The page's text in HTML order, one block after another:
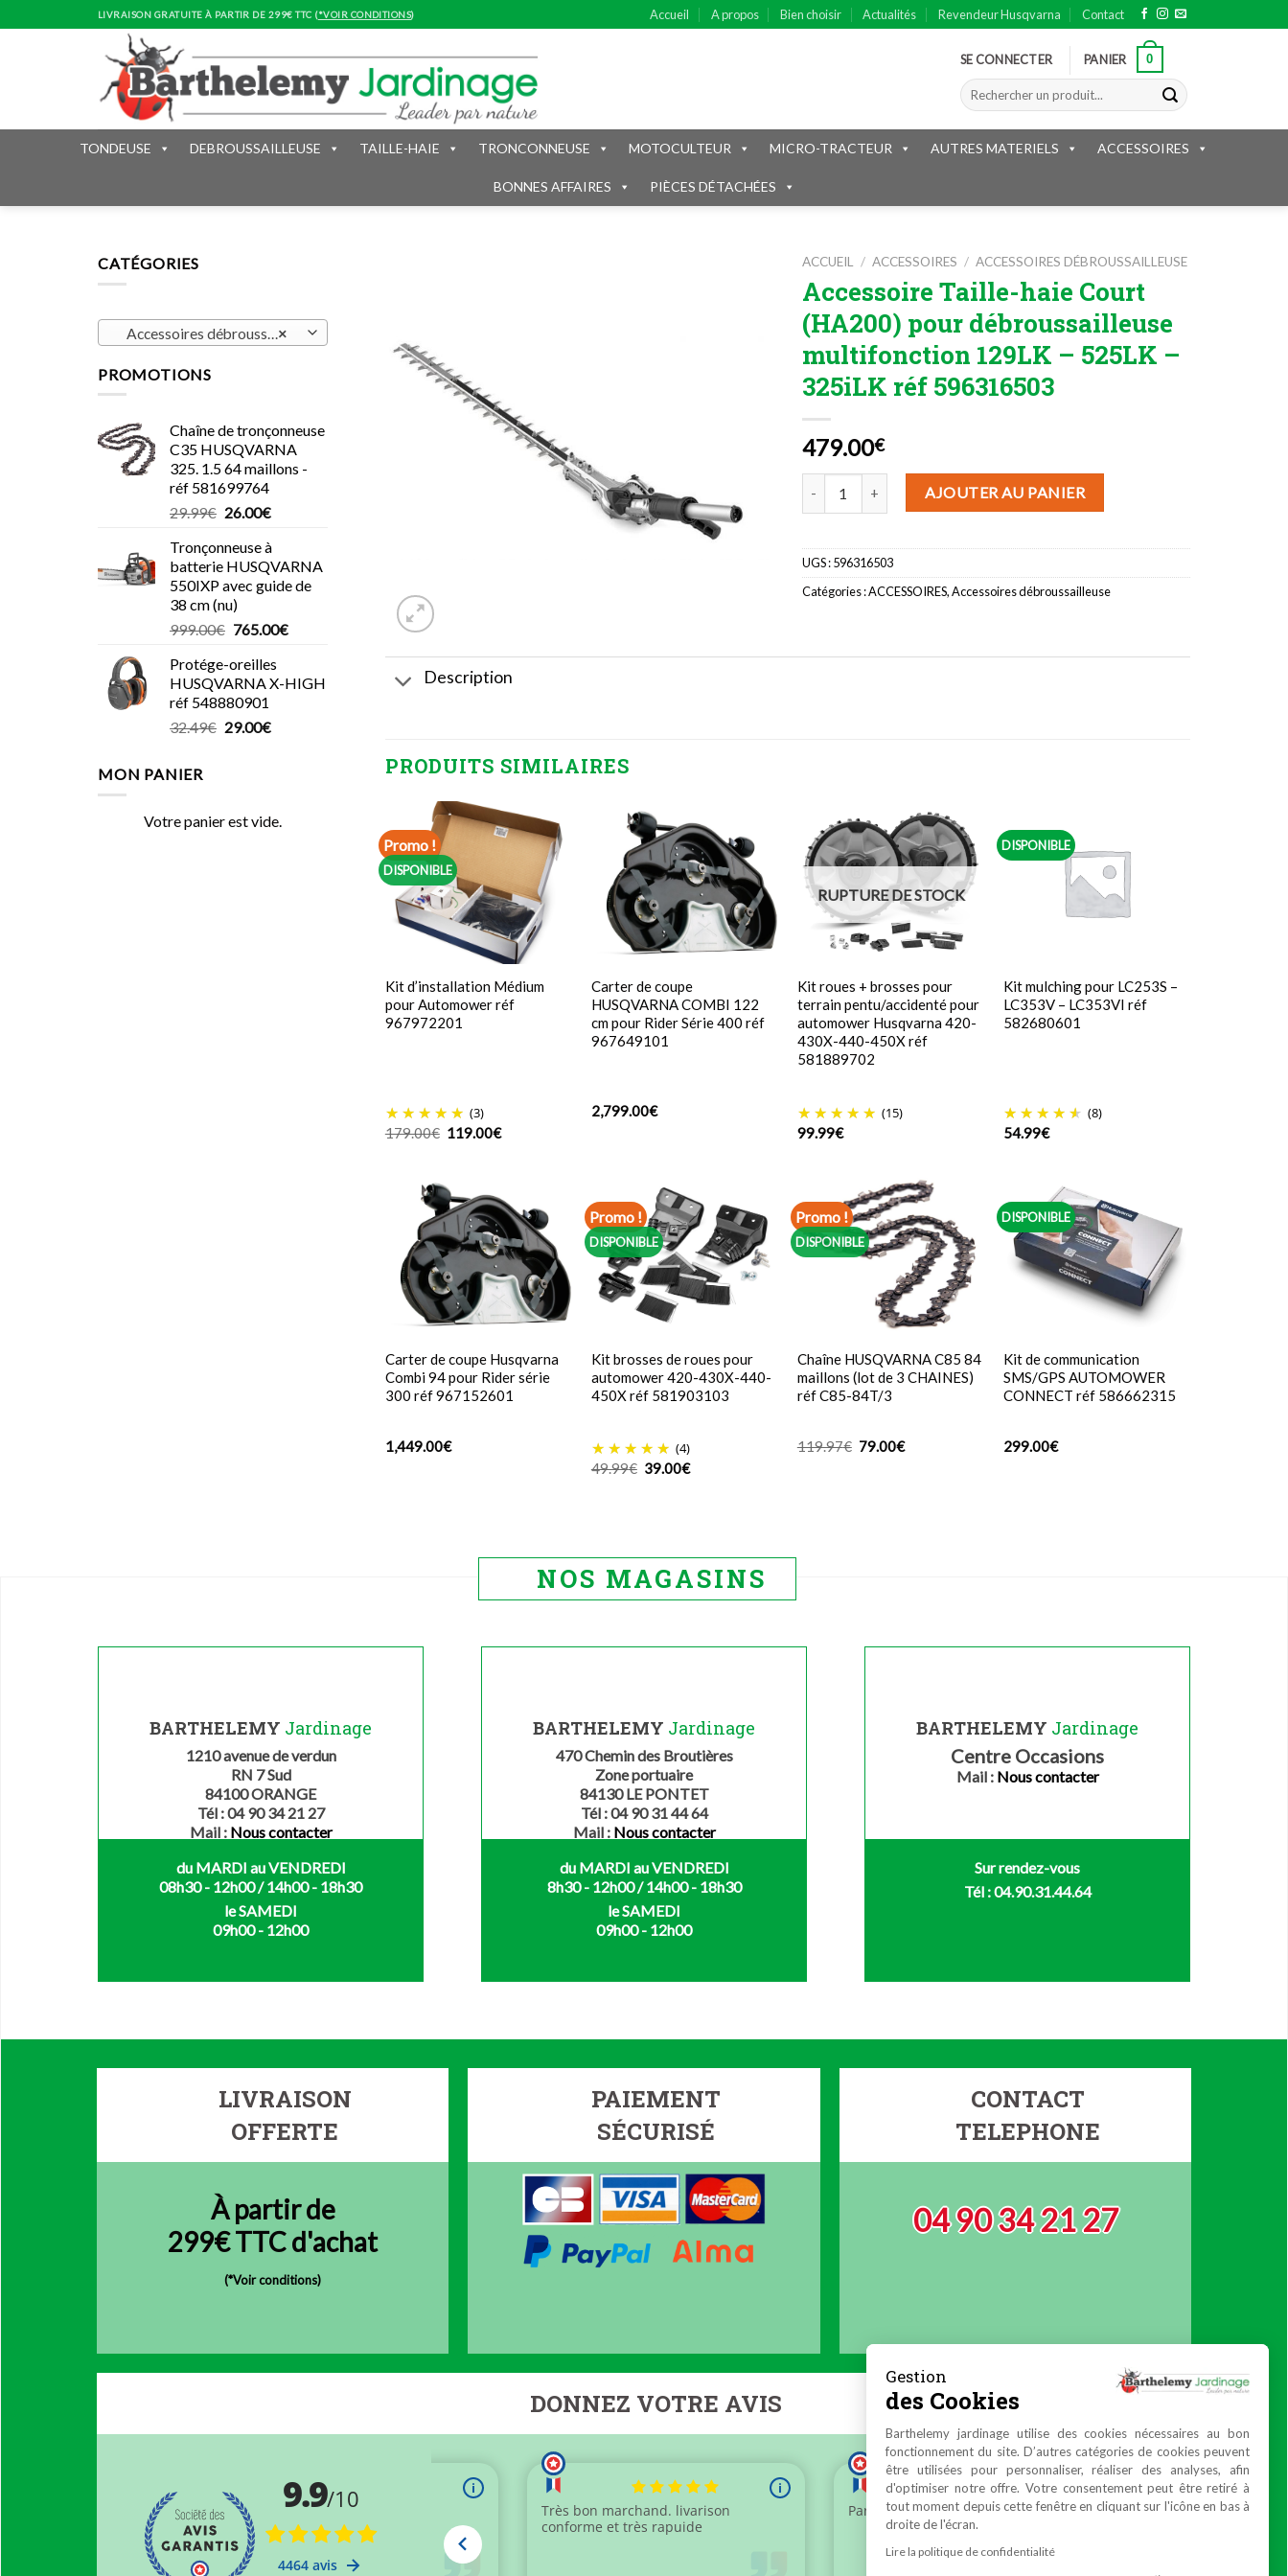
to
LIVRAISON GRATUITE À PARTIR DE 299€ TTC (*VOIR CONDITIONS) Accueil A propos Bien choisir Actualités Revendeur Husqvarna Contact
SE CONNECTER PANIER
0
Recherche
pour :
TONDEUSE DEBROUSSAILLEUSE TAILLE-HAIE TRONCONNEUSE MOTOCULTEUR MICRO-TRACTEUR AUTRES MATERIELS ACCESSOIRES
BONNES AFFAIRES PIÈCES DÉTACHÉES
CATÉGORIES
×
Accessoires débroussailleuse (71)
PROMOTIONS
Chaîne de tronçonneuse
C35 HUSQVARNA
325. 1.5 64 maillons -
réf 581699764
29.99€ Le
initial
était :
29.99€.
26.00€Le
actuel
est :
26.00€.
Tronçonneuse à
batterie HUSQVARNA
550IXP avec guide de
38 cm (nu)
999.00€ Le
initial
était :
999.00€.
765.00€Le
est :
Protége-oreilles
HUSQVARNA X-HIGH
réf 548880901
32.49€ Le
29.00€Le
MON PANIER
Votre panier est vide.
ACCUEIL / ACCESSOIRES / ACCESSOIRES DÉBROUSSAILLEUSE
Accessoire Taille-haie Court
(HA200) pour débroussailleuse
multifonction 129LK – 525LK –
325iLK réf 596316503
479.00€
AJOUTER AU PANIER
UGS :596316503
Catégories :ACCESSOIRES,Accessoires débroussailleuse
Description
PRODUITS SIMILAIRES
Promo !
DISPONIBLE
Kit d’installation Médium
pour Automower réf
967972201
(3)
179.00€ Le
179.00€.
119.00€Le
Carter de coupe
HUSQVARNA COMBI 122
cm pour Rider Série 400 réf
967649101
2,799.00€
RUPTURE DE STOCK
Kit roues + brosses pour
terrain pentu/accidenté pour
automower Husqvarna 420-
430X-440-450X réf
581889702
(15)
99.99€
DISPONIBLE
Kit mulching pour LC253S –
LC353V – LC353VI réf
582680601
(8)
54.99€
Carter de coupe Husqvarna
Combi 94 pour Rider série
300 réf 967152601
1,449.00€
Promo !
DISPONIBLE
Kit brosses de roues pour
automower 420-430X-440-
450X réf 581903103
(4)
49.99€ Le
39.00€Le
Promo !
DISPONIBLE
Chaîne HUSQVARNA C85 84
maillons (lot de 3 CHAINES)
réf C85-84T/3
119.97€ Le
79.00€Le
DISPONIBLE
Kit de communication
SMS/GPS AUTOMOWER
CONNECT réf 586662315
299.00€
NOS MAGASINS
BARTHELEMY Jardinage
1210 avenue de verdun
RN 7 Sud
84100 ORANGE
Tél : 04 90 34 21 27
Mail : Nous contacter
du MARDI au VENDREDI
08h30 - 12h00 / 14h00 - 18h30
le SAMEDI
09h00 - 12h00
BARTHELEMY Jardinage
470 Chemin des Broutières
Zone portuaire
84130 LE PONTET
Tél : 04 90 31 44 64
Mail : Nous contacter
du MARDI au VENDREDI
8h30 - 12h00 / 14h00 - 18h30
le SAMEDI
09h00 - 12h00
BARTHELEMY Jardinage
Centre Occasions
Mail : Nous contacter
Sur rendez-vous
Tél : 04.90.31.44.64
LIVRAISON
OFFERTE
À partir de
299€ TTC d'achat
(*Voir conditions)
PAIEMENT
SÉCURISÉ
CONTACT
TELEPHONE
04 90 34 21 27
DONNEZ VOTRE AVIS
Gestion
des Cookies
Barthelemy jardinage utilise des cookies nécessaires au bon
fonctionnement du site. D’autres catégories de cookies peuvent
être utilisées pour personnaliser, réaliser des analyses, afin
d'optimiser notre offre. Votre consentement peut être retiré à
tout moment depuis cette fenêtre en cliquant sur l'icône en bas à
droite de l'écran.
Lire la politique de confidentialité